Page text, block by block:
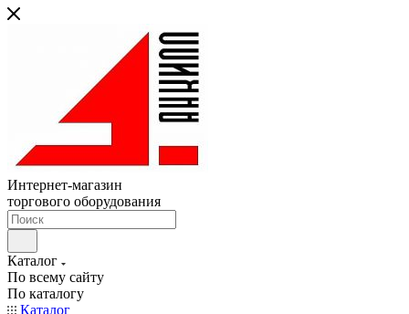
Интернет-магазин
торгового оборудования
Каталог
По всему сайту
По каталогу
Каталог